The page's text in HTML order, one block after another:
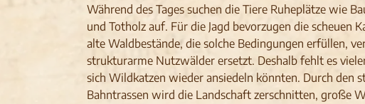
Während des Tages suchen die Tiere Ruheplätze wie
und Totholz auf. Für die Jagd bevorzugen die scheuen
alte Waldbestände, die solche Bedingungen erfüllen,
strukturarme Nutzwälder ersetzt. Deshalb fehlt es
sich Wildkatzen wieder ansiedeln könnten. Durch den
Bahntrassen wird die Landschaft zerschnitten, große